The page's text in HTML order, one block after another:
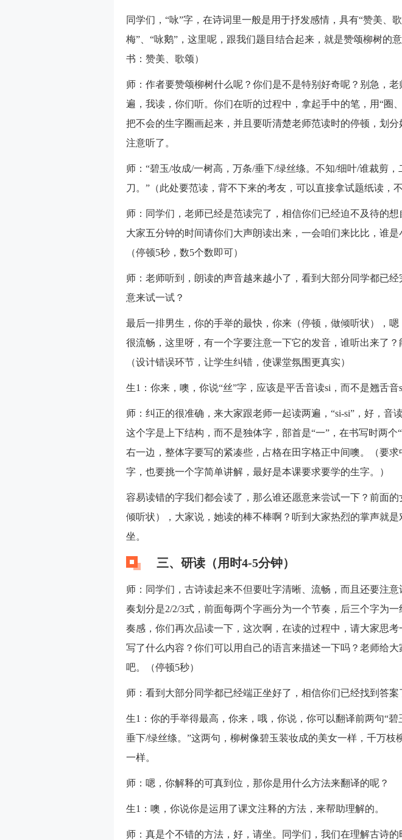
同学们，“咏”字，在诗词里一般是用于抒发感情，具有“赞美、
梅”、“咏鹅”，这里呢，跟我们题目结合起来，就是赞颂柳树的
书：赞美、歌颂）
师：作者要赞颂柳树什么呢？你们是不是特别好奇呢？别急，
遍，我读，你们听。你们在听的过程中，拿起手中的笔，用“圈
把不会的生字圈画起来，并且要听清楚老师范读时的停顿，划
注意听了。
师：“碧玉/妆成/一树高，万条/垂下/绿丝绦。不知/细叶/谁裁剪，
刀。”（此处要范读，背不下来的考友，可以直接拿试题纸读，不
师：同学们，老师已经是范读完了，相信你们已经迫不及待的
大家五分钟的时间请你们大声朗读出来，一会咱们来比比，谁是
（停顿5秒，数5个数即可）
师：老师听到，朗读的声音越来越小了，看到大部分同学都已
意来试一试？
最后一排男生，你的手举的最快，你来（停顿，做倾听状），
很流畅，这里呀，有一个字要注意一下它的发音，谁听出来了？
（设计错误环节，让学生纠错，使课堂氛围更真实）
生1：你来，噢，你说“丝”字，应该是平舌音读si，而不是翘舌音
师：纠正的很准确，来大家跟老师一起读两遍，“si-si”，好，音
这个字是上下结构，而不是独体字，部首是“一”，在书写时两个“
右一边，整体字要写的紧凑些，占格在田字格正中间噢。（要
字，也要挑一个字简单讲解，最好是本课要求要学的生字。）
容易读错的字我们都会读了，那么谁还愿意来尝试一下？前面
倾听状），大家说，她读的棒不棒啊？听到大家热烈的掌声就
坐。
三、研读（用时4-5分钟）
师：同学们，古诗读起来不但要吐字清晰、流畅，而且还要注
奏划分是2/2/3式，前面每两个字画分为一个节奏，后三个字为
奏感，你们再次品读一下，这次啊，在读的过程中，请大家思
写了什么内容？你们可以用自己的语言来描述一下吗？老师给
吧。（停顿5秒）
师：看到大部分同学都已经端正坐好了，相信你们已经找到答案
生1：你的手举得最高，你来，哦，你说，你可以翻译前两句“
垂下/绿丝绦。”这两句，柳树像碧玉装妆成的美女一样，千万枝
一样。
师：嗯，你解释的可真到位，那你是用什么方法来翻译的呢？
生1：噢，你说你是运用了课文注释的方法，来帮助理解的。
师：真是个不错的方法，好，请坐。同学们，我们在理解古诗